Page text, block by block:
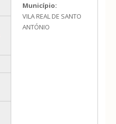
Município:
VILA REAL DE SANTO
ANTÓNIO